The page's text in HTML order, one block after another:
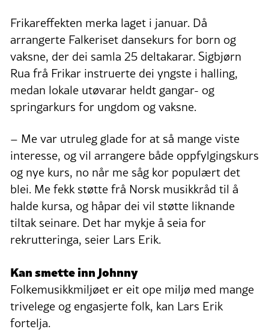
Frikareffekten merka laget i januar. Då
arrangerte Falkeriset dansekurs for born og
vaksne, der dei samla 25 deltakarar. Sigbjørn
Rua frå Frikar instruerte dei yngste i halling,
medan lokale utøvarar heldt gangar- og
springarkurs for ungdom og vaksne.
– Me var utruleg glade for at så mange viste
interesse, og vil arrangere både oppfylgingskurs
og nye kurs, no når me såg kor populært det
blei. Me fekk støtte frå Norsk musikkråd til å
halde kursa, og håpar dei vil støtte liknande
tiltak seinare. Det har mykje å seia for
rekrutteringa, seier Lars Erik.
Kan smette inn Johnny
Folkemusikkmiljøet er eit ope miljø med mange
trivelege og engasjerte folk, kan Lars Erik
fortelja.